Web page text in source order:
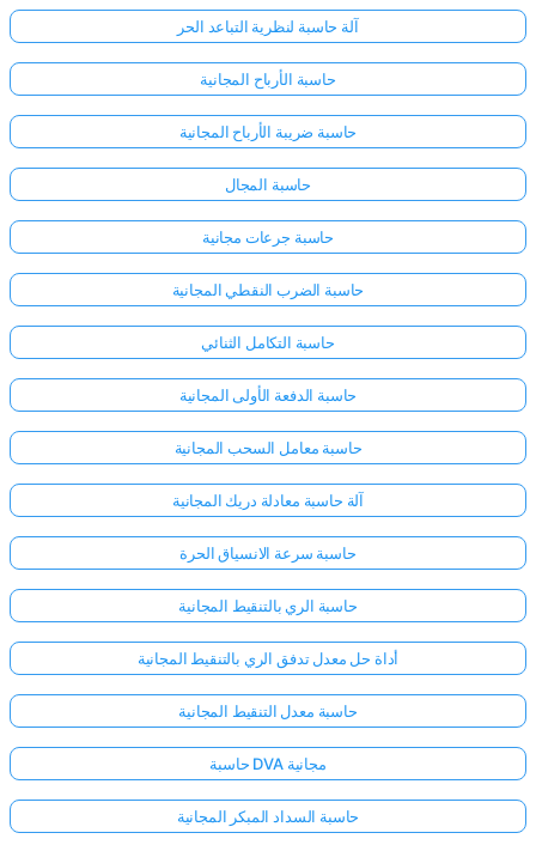
سجّل
الدخول
هنا!
الدعم:
آلة حاسبة لنظرية التباعد الحر
حاسبة الأرباح المجانية
حاسبة ضريبة الأرباح المجانية
حاسبة المجال
حاسبة جرعات مجانية
حاسبة الضرب النقطي المجانية
حاسبة التكامل الثنائي
حاسبة الدفعة الأولى المجانية
حاسبة معامل السحب المجانية
آلة حاسبة معادلة دريك المجانية
حاسبة سرعة الانسياق الحرة
حاسبة الري بالتنقيط المجانية
أداة حل معدل تدفق الري بالتنقيط المجانية
حاسبة معدل التنقيط المجانية
حاسبة DVA مجانية
حاسبة السداد المبكر المجانية